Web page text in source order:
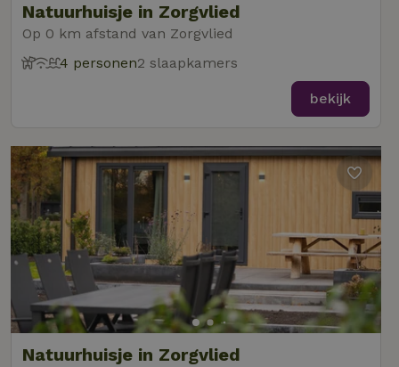
Natuurhuisje in Zorgvlied
Op 0 km afstand van Zorgvlied
4 personen2 slaapkamers
bekijk
Natuurhuisje in Zorgvlied